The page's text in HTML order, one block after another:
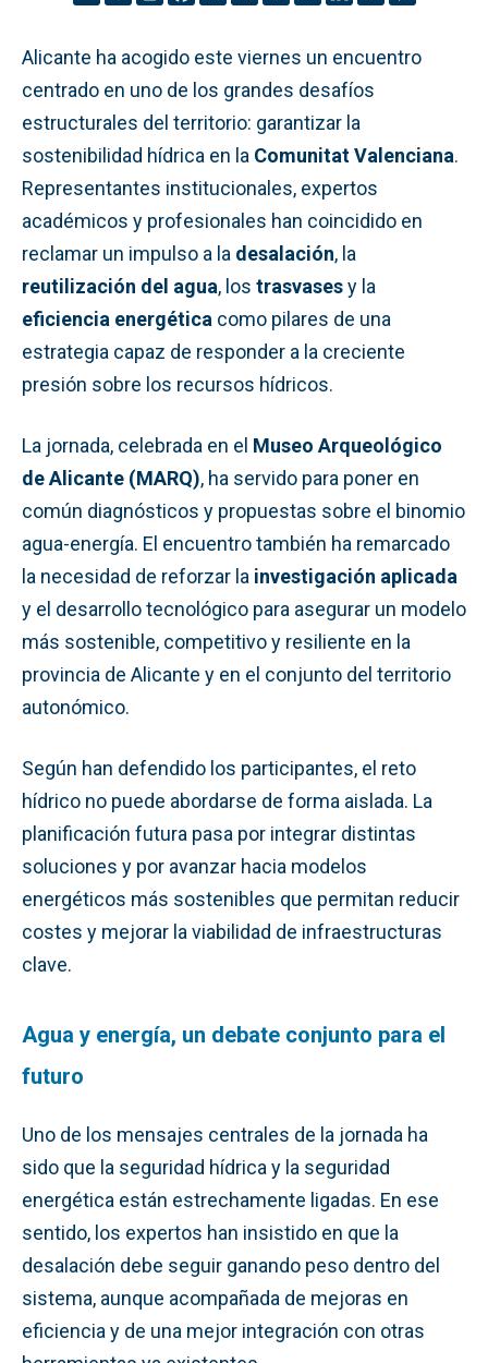
Alicante ha acogido este viernes un encuentro
centrado en uno de los grandes desafíos
estructurales del territorio: garantizar la
sostenibilidad hídrica en la Comunitat Valenciana.
Representantes institucionales, expertos
académicos y profesionales han coincidido en
reclamar un impulso a la desalación, la
reutilización del agua, los trasvasesy la
eficiencia energética como pilares de una
estrategia capaz de responder a la creciente
presión sobre los recursos hídricos.
La jornada, celebrada en el Museo Arqueológico
de Alicante (MARQ), ha servido para poner en
común diagnósticos y propuestas sobre el binomio
agua-energía. El encuentro también ha remarcado
la necesidad de reforzar la investigación aplicada
y el desarrollo tecnológico para asegurar un modelo
más sostenible, competitivo y resiliente en la
provincia de Alicante y en el conjunto del territorio
autonómico.
Según han defendido los participantes, el reto
hídrico no puede abordarse de forma aislada. La
planificación futura pasa por integrar distintas
soluciones y por avanzar hacia modelos
energéticos más sostenibles que permitan reducir
costes y mejorar la viabilidad de infraestructuras
clave.
Agua y energía, un debate conjunto para el
futuro
Uno de los mensajes centrales de la jornada ha
sido que la seguridad hídrica y la seguridad
energética están estrechamente ligadas. En ese
sentido, los expertos han insistido en que la
desalación debe seguir ganando peso dentro del
sistema, aunque acompañada de mejoras en
eficiencia y de una mejor integración con otras